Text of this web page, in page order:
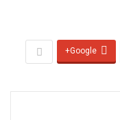
Google+